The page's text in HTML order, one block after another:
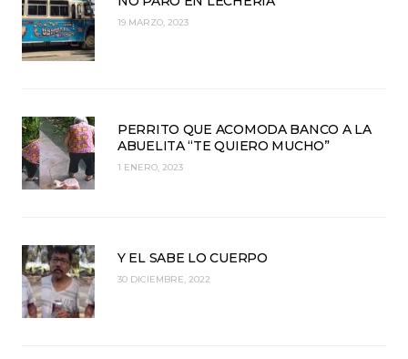
19 MARZO, 2023
PERRITO QUE ACOMODA BANCO A LA
ABUELITA “TE QUIERO MUCHO”
1 ENERO, 2023
Y EL SABE LO CUERPO
30 DICIEMBRE, 2022